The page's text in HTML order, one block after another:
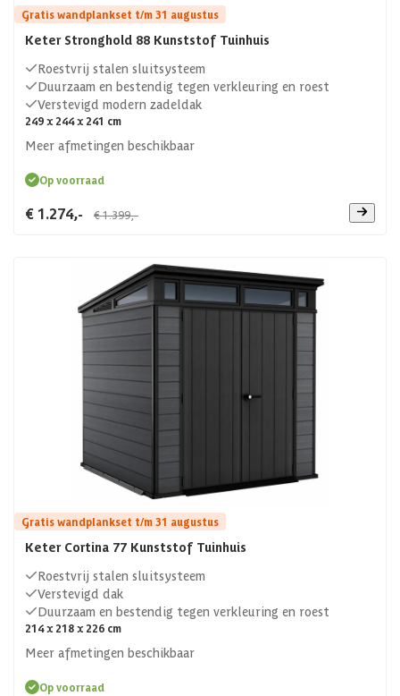
Gratis wandplankset t/m 31 augustus
Keter Stronghold 88 Kunststof Tuinhuis
Roestvrij stalen sluitsysteem
Duurzaam en bestendig tegen verkleuring en roest
Verstevigd modern zadeldak
249 x 244 x 241 cm
Meer afmetingen beschikbaar
Op voorraad
€ 1.274,- € 1.399,-
Gratis wandplankset t/m 31 augustus
Keter Cortina 77 Kunststof Tuinhuis
Roestvrij stalen sluitsysteem
Verstevigd dak
Duurzaam en bestendig tegen verkleuring en roest
214 x 218 x 226 cm
Meer afmetingen beschikbaar
Op voorraad